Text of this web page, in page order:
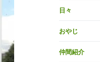
日々
おやじ
仲間紹介